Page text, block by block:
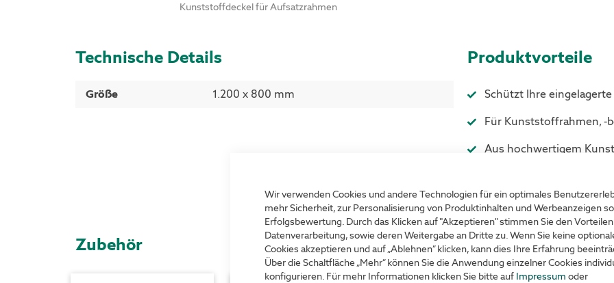
Wir verwenden Cookies und andere Technologien für ein optimales
mehr Sicherheit, zur Personalisierung von Produktinhalten und Werbeanzeigen
Erfolgsbewertung. Durch das Klicken auf "Akzeptieren" stimmen Sie den
Datenverarbeitung, sowie deren Weitergabe an Dritte zu. Wenn Sie keine
Cookies akzeptieren und auf „Ablehnen“ klicken, kann dies Ihre Erfahrung
Über die Schaltfläche „Mehr“ können Sie die Anwendung einzelner Cookies
konfigurieren. Für mehr Informationen klicken Sie bitte auf Impressum oder
Kunststoffdeckel für Aufsatzrahmen
Technische Details
Mehr
Informationen
Größe 1.200 x 800 mm
Produktvorteile
Schützt Ihre
Für Kunststoffrahmen, -
Aus hochwertigem
Zubehör